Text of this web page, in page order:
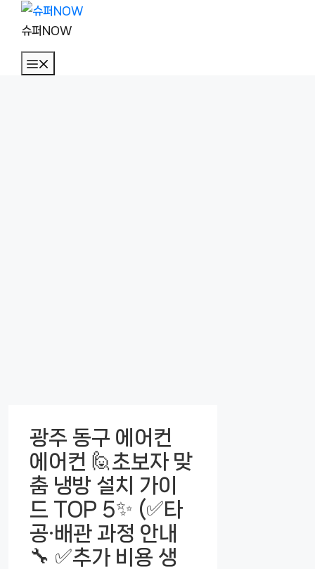
슈퍼NOW
광주 동구 에어컨
에어컨 🙋초보자 맞
춤 냉방 설치 가이
드 TOP 5✨ (✅타
공·배관 과정 안내
🔧 ✅추가 비용 생